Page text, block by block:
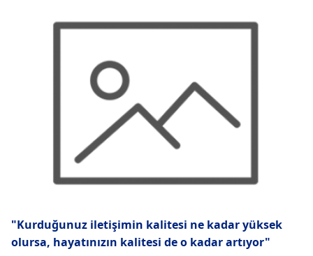
"Kurduğunuz iletişimin kalitesi ne kadar yüksek
olursa, hayatınızın kalitesi de o kadar artıyor"